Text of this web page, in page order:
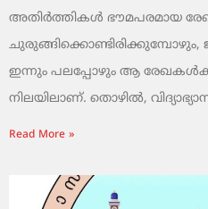
അതിർത്തികൾ ഭൗമപരമായ
ചുരുങ്ങിക്കൊണ്ടിരിക്കുമ്പോഴും,
ഇന്നും പലപ്പോഴും ആ
നിലയിലാണ്. തൊഴിൽ,
Read More »